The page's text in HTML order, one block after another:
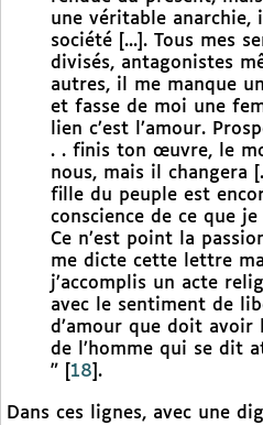
une véritable anarchie,
société [...]. Tous mes
divisés, antagonistes
autres, il me manque
et fasse de moi une
lien c’est l’amour.
. . finis ton œuvre, le
nous, mais il changera
fille du peuple est
conscience de ce que
Ce n’est point la
me dicte cette lettre
j’accomplis un acte
avec le sentiment de
d’amour que doit avoir
de l’homme qui se dit
”
18 .
Dans ces lignes, avec une